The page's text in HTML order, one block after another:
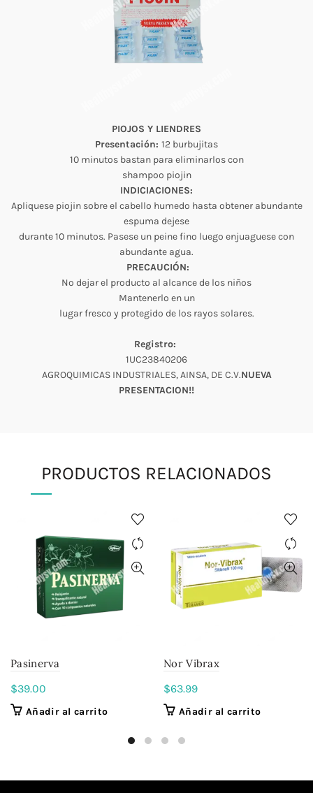
PIOJOS Y LIENDRES
Presentación: 12 burbujitas
10 minutos bastan para eliminarlos con
shampoo piojin
INDICIACIONES:
Apliquese piojin sobre el cabello humedo hasta obtener abundante
espuma dejese
durante 10 minutos. Pasese un peine fino luego enjuaguese con
abundante agua.
PRECAUCIÓN:
No dejar el producto al alcance de los niños
Mantenerlo en un
lugar fresco y protegido de los rayos solares.
Registro:
1UC23840206
AGROQUIMICAS INDUSTRIALES, AINSA, DE C.V.NUEVA
PRESENTACION!!
PRODUCTOS RELACIONADOS
Pasinerva
$39.00
Añadir al carrito
Nor Vibrax
$63.99
Añadir al carrito